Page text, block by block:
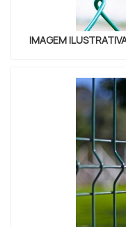
IMAGEM